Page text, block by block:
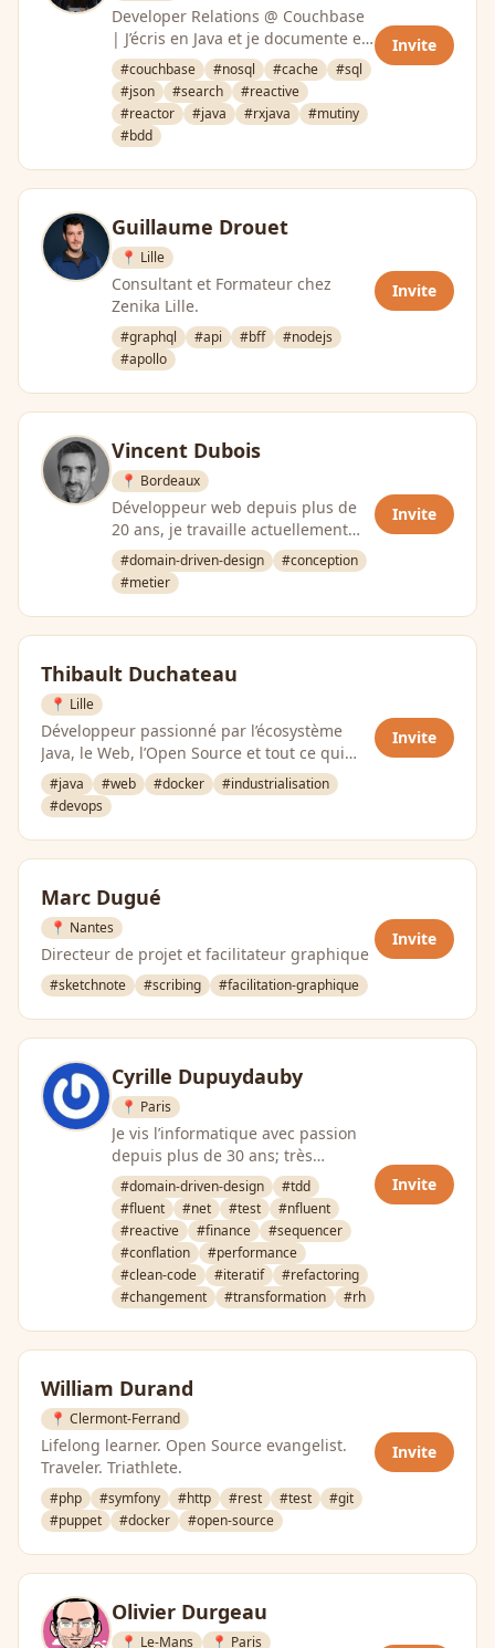
Developer Relations @ Couchbase
| J’écris en Java et je documente en
AsciiDoc professionellement
depuis 2007. …
#couchbase #nosql #cache
#sql
#json
#search
#reactive
#reactor
#java #rxjava
#mutiny
#bdd
Invite
Guillaume Drouet
📍 Lille
Consultant et Formateur chez
Zenika Lille.
#graphql #api #bff
#nodejs
#apollo
Invite
Vincent Dubois
📍 Bordeaux
Développeur web depuis plus de
20 ans, je travaille actuellement
chez Primobox, un éditeur de
logiciels SaaS de …
#domain-driven-design
#conception
#metier
Invite
Thibault Duchateau
📍 Lille
Développeur passionné par l’écosystème
Java, le Web, l’Open Source et tout ce qui
gravite autour de la …
#java #web #docker
#industrialisation
#devops
Invite
Marc Dugué
📍 Nantes
Directeur de projet et facilitateur graphique
#sketchnote #scribing #facilitation-graphique
Invite
Cyrille Dupuydauby
📍 Paris
Je vis l’informatique avec passion
depuis plus de 30 ans; très
expérimenté dans de nombreux
domaines, j’ai …
#domain-driven-design
#tdd
#fluent
#net #test
#nfluent
#reactive
#finance
#sequencer
#conflation
#performance
#clean-code
#iteratif
#refactoring
#changement
#transformation #rh
Invite
William Durand
📍 Clermont-Ferrand
Lifelong learner. Open Source evangelist.
Traveler. Triathlete.
#php #symfony #http #rest #test
#git
#puppet
#docker #open-source
Invite
Olivier Durgeau
📍 Le-Mans 📍 Paris